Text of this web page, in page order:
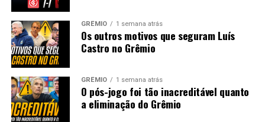
GRÊMIO 1 semana atrás
Os outros motivos que seguram Luís
Castro no Grêmio
GRÊMIO 1 semana atrás
O pós-jogo foi tão inacreditável quanto
a eliminação do Grêmio